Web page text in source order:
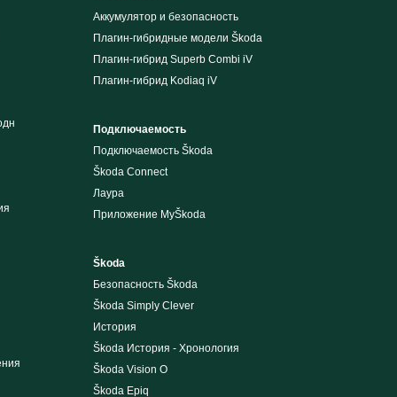
Аккумулятор и безопасность
Плагин-гибридные модели Škoda
Плагин-гибрид Superb Combi iV
Плагин-гибрид Kodiaq iV
Подключаемость
Подключаемость Škoda
Škoda Connect
Лаура
Приложение MyŠkoda
Škoda
Безопасность Škoda
Škoda Simply Clever
История
Škoda История - Хронология
Škoda Vision O
Škoda Epiq